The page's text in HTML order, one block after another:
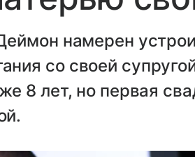
намерен
со своей
8 лет, но первая